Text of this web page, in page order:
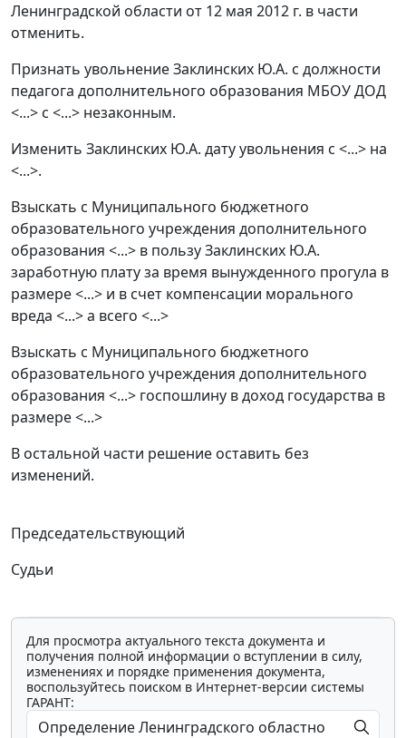
Ленинградской области от 12 мая 2012 г. в части
отменить.
Признать увольнение Заклинских Ю.А. с должности
педагога дополнительного образования МБОУ ДОД
<...> с <...> незаконным.
Изменить Заклинских Ю.А. дату увольнения с <...> на
<...>.
Взыскать с Муниципального бюджетного
образовательного учреждения дополнительного
образования <...> в пользу Заклинских Ю.А.
заработную плату за время вынужденного прогула в
размере <...> и в счет компенсации морального
вреда <...> а всего <...>
Взыскать с Муниципального бюджетного
образовательного учреждения дополнительного
образования <...> госпошлину в доход государства в
размере <...>
В остальной части решение оставить без
изменений.
Председательствующий
Судьи
Для просмотра актуального текста документа и
получения полной информации о вступлении в силу,
изменениях и порядке применения документа,
воспользуйтесь поиском в Интернет-версии системы
ГАРАНТ: